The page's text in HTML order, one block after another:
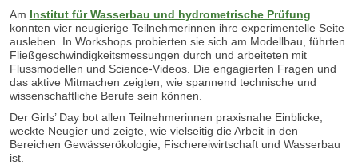
Am Institut für Wasserbau und hydrometrische Prüfung
konnten vier neugierige Teilnehmerinnen ihre experimentelle Seite
ausleben. In Workshops probierten sie sich am Modellbau, führten
Fließgeschwindigkeitsmessungen durch und arbeiteten mit
Flussmodellen und Science-Videos. Die engagierten Fragen und
das aktive Mitmachen zeigten, wie spannend technische und
wissenschaftliche Berufe sein können.
Der Girls’ Day bot allen Teilnehmerinnen praxisnahe Einblicke,
weckte Neugier und zeigte, wie vielseitig die Arbeit in den
Bereichen Gewässerökologie, Fischereiwirtschaft und Wasserbau
ist.